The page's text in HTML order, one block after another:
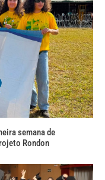
semana de
Rondon